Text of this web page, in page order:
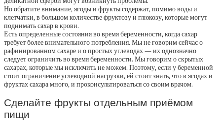
Но обратите внимание, ягоды и фрукты содержат, помимо воды и
клетчатки, в большом количестве фруктозу и глюкозу, которые могут
поднимать сахар в крови.
Есть определенные состояния во время беременности, когда сахар
требует более внимательного потребления. Мы не говорим сейчас о
рафинированном сахаре и о простых углеводах — их однозначно
следует ограничить во время беременности. Мы говорим о скрытых
сахарах, которые мы исключить не можем. Поэтому, если у беременной
стоит ограничение углеводной нагрузки, ей стоит знать, что в ягодах и
фруктах сахара много, и проконсультироваться со своим врачом.
Сделайте фрукты отдельным приёмом
пищи